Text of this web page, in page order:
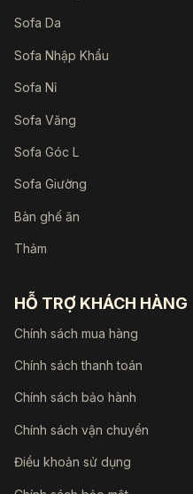
Sofa Da
Sofa Nhập Khẩu
Sofa Nỉ
Sofa Văng
Sofa Góc L
Sofa Giường
Bàn ghế ăn
Thảm
HỖ TRỢ KHÁCH HÀNG
Chính sách mua hàng
Chính sách thanh toán
Chính sách bảo hành
Chính sách vận chuyển
Điều khoản sử dụng